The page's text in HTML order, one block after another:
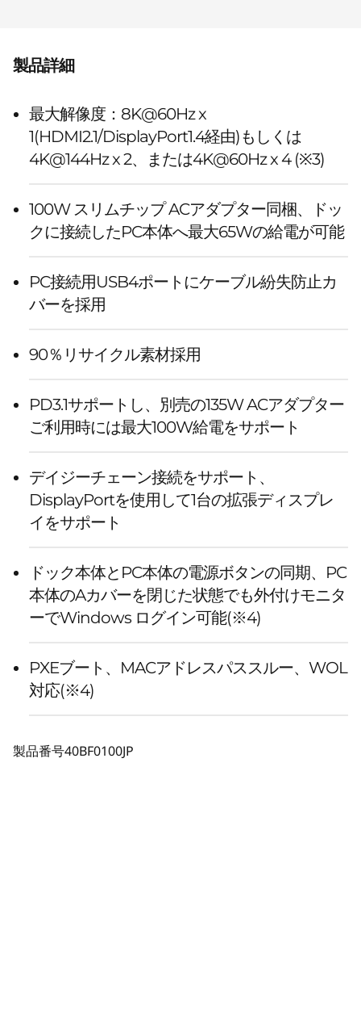
製品詳細
最大解像度：8K@60Hz x
1(HDMI2.1/DisplayPort1.4経由)もしくは
4K@144Hz x 2、または4K@60Hz x 4 (※3)
100W スリムチップ ACアダプター同梱、ドッ
クに接続したPC本体へ最大65Wの給電が可能
PC接続用USB4ポートにケーブル紛失防止カ
バーを採用
90％リサイクル素材採用
PD3.1サポートし、別売の135W ACアダプター
ご利用時には最大100W給電をサポート
デイジーチェーン接続をサポート、
DisplayPortを使用して1台の拡張ディスプレ
イをサポート
ドック本体とPC本体の電源ボタンの同期、PC
本体のAカバーを閉じた状態でも外付けモニタ
ーでWindows ログイン可能(※4)
PXEブート、MACアドレスパススルー、WOL
対応(※4)
製品番号40BF0100JP